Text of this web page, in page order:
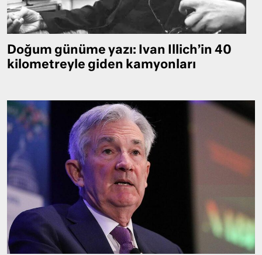
Doğum günüme yazı: Ivan Illich’in 40
kilometreyle giden kamyonları